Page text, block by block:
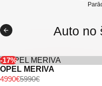
-Mercedes multimedia.
-Kondicionieris.
-Klimatkontrole.
-Multifunkcionāla stūre.
-Vieglmetāla diski ar labām
Auto no
-17%
OPEL MERIVA
5990€
4990€